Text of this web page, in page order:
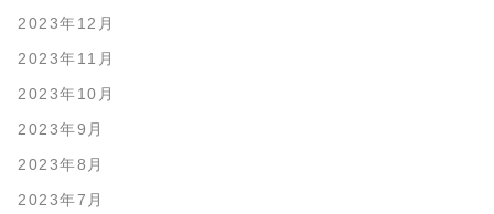
2023年12月
2023年11月
2023年10月
2023年9月
2023年8月
2023年7月